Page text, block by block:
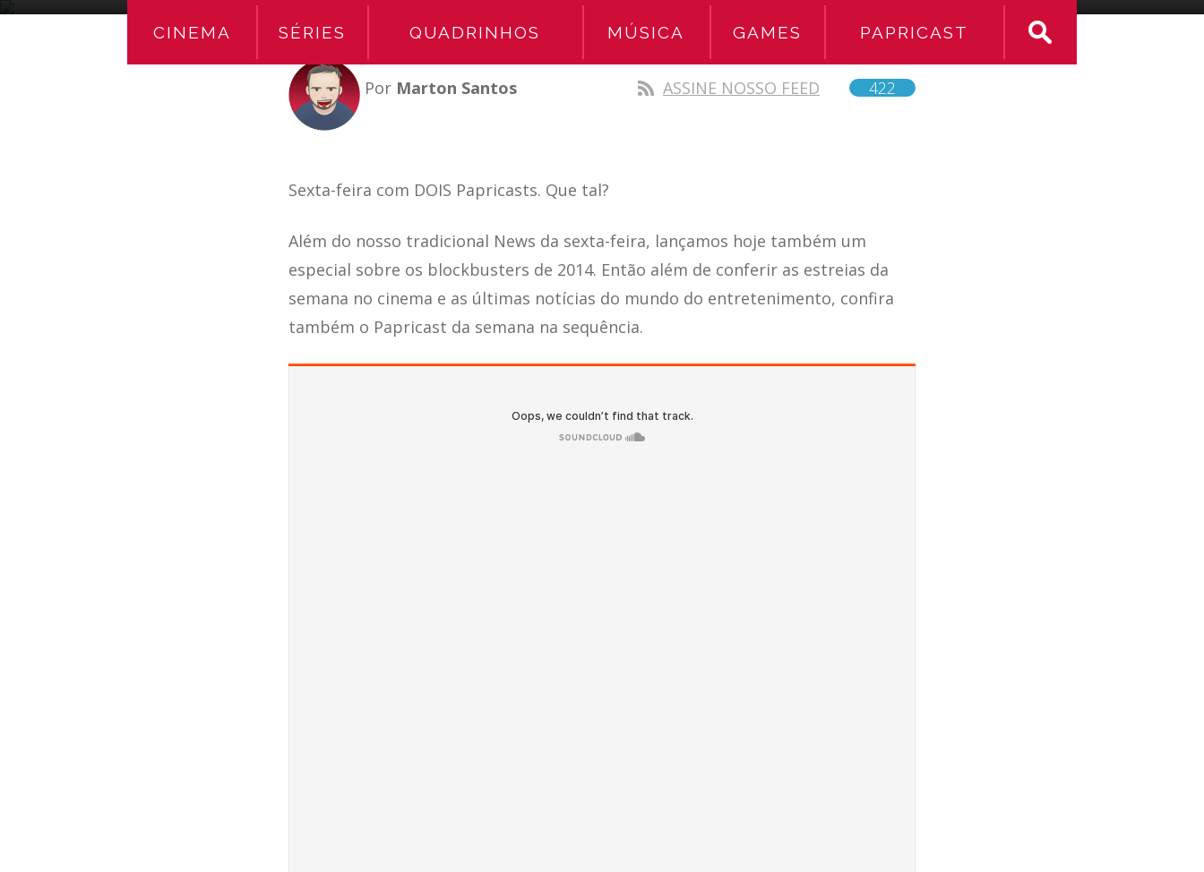
CINEMA SÉRIES QUADRINHOS MÚSICA GAMES PAPRICAST
Por Marton Santos ASSINE NOSSO FEED 422
Sexta-feira com DOIS Papricasts. Que tal?
Além do nosso tradicional News da sexta-feira, lançamos hoje também um
especial sobre os blockbusters de 2014. Então além de conferir as estreias da
semana no cinema e as últimas notícias do mundo do entretenimento, confira
também o Papricast da semana na sequência.